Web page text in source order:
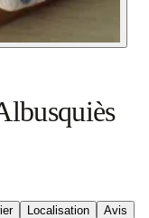
Localisation Avis